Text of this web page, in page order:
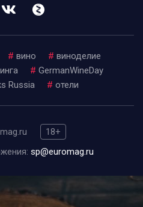
# вино # виноделие
# GermanWineDay
Russia # отели
18+
sp@euromag.ru